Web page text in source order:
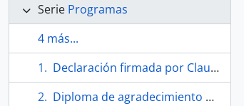
Serie Programas
4 más...
Declaración firmada por Claudia Serrano y Eugenio Téllez.
Diploma de agradecimiento de Eugenio Téllez.